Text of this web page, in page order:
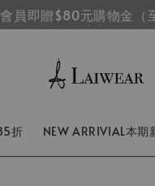
員即贈$80元購物金（
折 NEW ARRIVIAL本期